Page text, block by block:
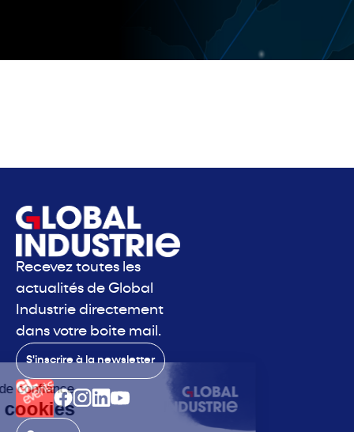
Recevez toutes les
actualités de Global
Industrie directement
dans votre boite mail.
S'inscrire à la newsletter